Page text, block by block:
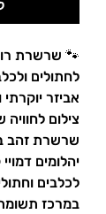
🐾 שרשרת
לחתולים ולכלבים |
אביזר יוקרתי
צילום לחוויה
יהלומים
לכלבים
במרכז